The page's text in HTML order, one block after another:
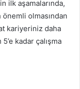
ilk aşamalarında,
önemli olmasından
kariyeriniz daha
kadar çalışma